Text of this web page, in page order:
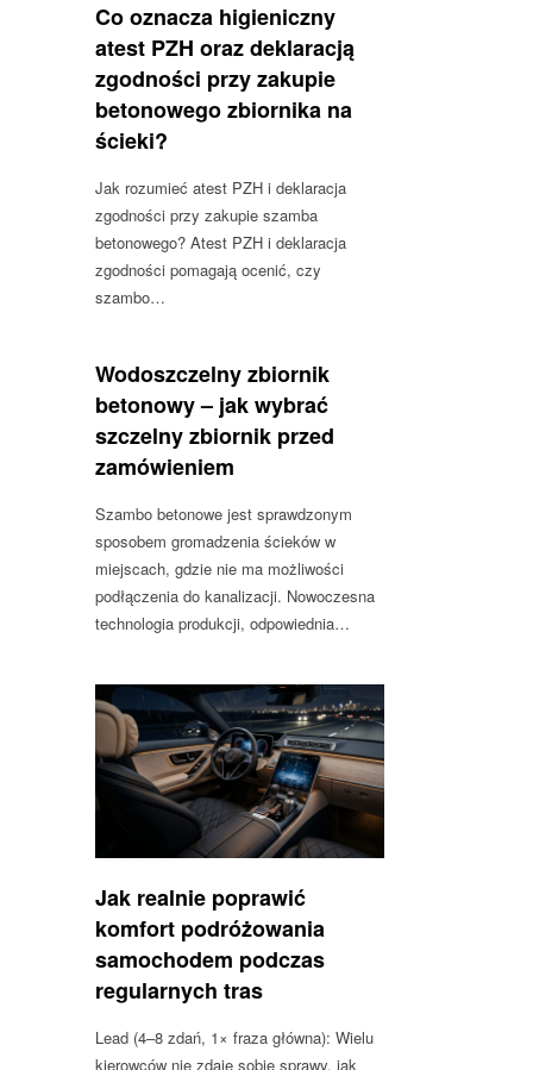
Co oznacza higieniczny
atest PZH oraz deklaracją
zgodności przy zakupie
betonowego zbiornika na
ścieki?
Jak rozumieć atest PZH i deklaracja
zgodności przy zakupie szamba
betonowego? Atest PZH i deklaracja
zgodności pomagają ocenić, czy
szambo…
Wodoszczelny zbiornik
betonowy – jak wybrać
szczelny zbiornik przed
zamówieniem
Szambo betonowe jest sprawdzonym
sposobem gromadzenia ścieków w
miejscach, gdzie nie ma możliwości
podłączenia do kanalizacji. Nowoczesna
technologia produkcji, odpowiednia…
Jak realnie poprawić
komfort podróżowania
samochodem podczas
regularnych tras
Lead (4–8 zdań, 1× fraza główna): Wielu
kierowców nie zdaje sobie sprawy, jak